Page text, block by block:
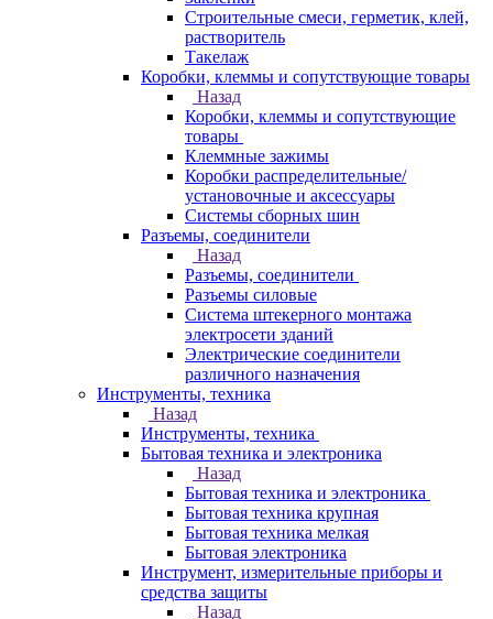
Строительные смеси, герметик, клей,
растворитель
Такелаж
Коробки, клеммы и сопутствующие товары
Назад
Коробки, клеммы и сопутствующие
товары
Клеммные зажимы
Коробки распределительные/
установочные и аксессуары
Системы сборных шин
Разъемы, соединители
Назад
Разъемы, соединители
Разъемы силовые
Система штекерного монтажа
электросети зданий
Электрические соединители
различного назначения
Инструменты, техника
Назад
Инструменты, техника
Бытовая техника и электроника
Назад
Бытовая техника и электроника
Бытовая техника крупная
Бытовая техника мелкая
Бытовая электроника
Инструмент, измерительные приборы и
средства защиты
Назад